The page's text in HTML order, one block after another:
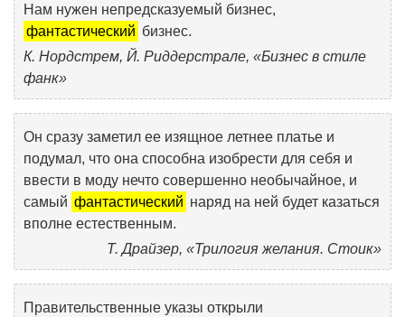
Нам нужен непредсказуемый бизнес,
фантастический бизнес.
К. Нордстрем, Й. Риддерстрале, «Бизнес в стиле
фанк»
Он сразу заметил ее изящное летнее платье и
подумал, что она способна изобрести для себя и
ввести в моду нечто совершенно необычайное, и
самый фантастический наряд на ней будет казаться
вполне естественным.
Т. Драйзер, «Трилогия желания. Стоик»
Правительственные указы открыли